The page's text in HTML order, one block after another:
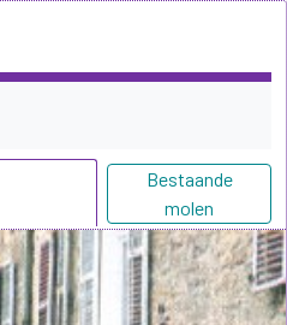
Bestaande
molen